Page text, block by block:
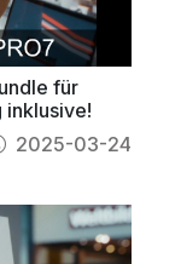
für
inklusive!
2025-03-24